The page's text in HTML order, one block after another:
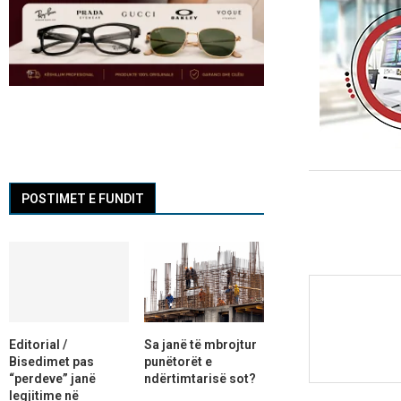
POSTIMET E FUNDIT
Editorial /
Bisedimet pas
“perdeve” janë
legjitime në
Sa janë të mbrojtur
punëtorët e
ndërtimtarisë sot?